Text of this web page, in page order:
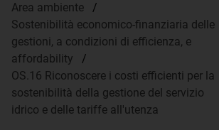
Area ambiente
/
Sostenibilità economico-finanziaria delle
gestioni, a condizioni di efficienza, e
affordability
/
OS.16 Riconoscere i costi efficienti per la
sostenibilità della gestione del servizio
idrico e delle tariffe all'utenza